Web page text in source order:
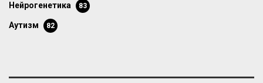
нейрогенетика 83
аутизм 82